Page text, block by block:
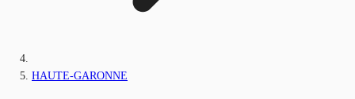
HAUTE-GARONNE